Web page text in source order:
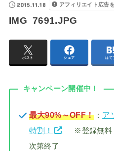
2015.11.18 アフィリエイト広告
IMG_7691.JPG
ポスト シェア はて
キャンペーン開催中！
最大90%～OFF！： ア
特割！
※登録無料
次第終了